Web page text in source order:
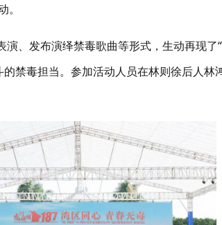
、发布演绎禁毒歌曲等形式，生动再现了“
禁毒担当。参加活动人员在林则徐后人